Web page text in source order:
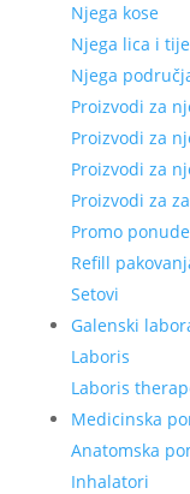
Njega kose
Njega lica i
Njega
Proizvodi za
Proizvodi za
Proizvodi za
Proizvodi za
Promo ponude
Refill
Setovi
Galenski
Laboris
Laboris
Medicinska
Anatomska
Inhalatori